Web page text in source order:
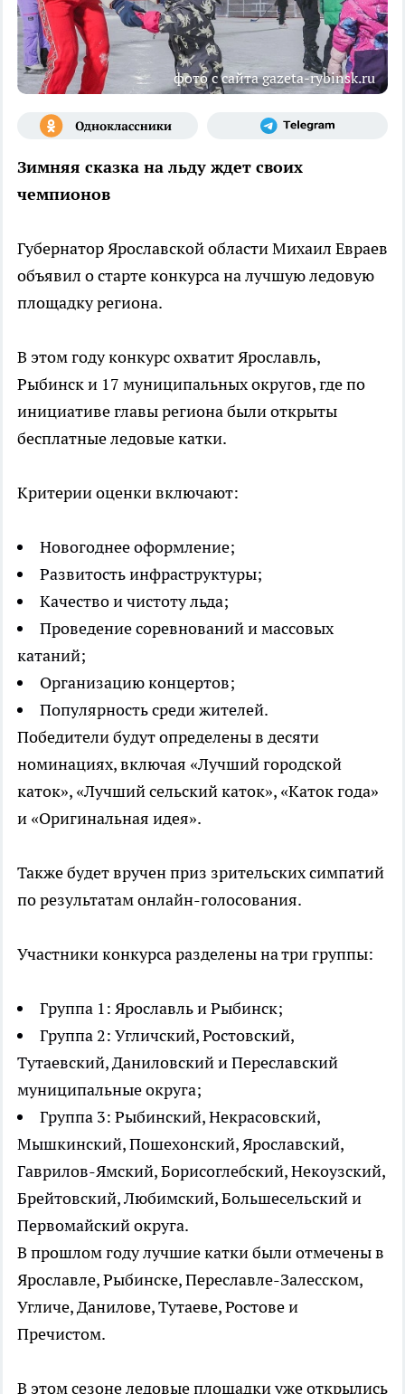
фото с сайта gazeta-rybinsk.ru
Зимняя сказка на льду ждет своих
чемпионов
Губернатор Ярославской области Михаил Евраев
объявил о старте конкурса на лучшую ледовую
площадку региона.
В этом году конкурс охватит Ярославль,
Рыбинск и 17 муниципальных округов, где по
инициативе главы региона были открыты
бесплатные ледовые катки.
Критерии оценки включают:
Новогоднее оформление;
Развитость инфраструктуры;
Качество и чистоту льда;
Проведение соревнований и массовых
катаний;
Организацию концертов;
Популярность среди жителей.
Победители будут определены в десяти
номинациях, включая «Лучший городской
каток», «Лучший сельский каток», «Каток года»
и «Оригинальная идея».
Также будет вручен приз зрительских симпатий
по результатам онлайн-голосования.
Участники конкурса разделены на три группы:
Группа 1: Ярославль и Рыбинск;
Группа 2: Угличский, Ростовский,
Тутаевский, Даниловский и Переславский
муниципальные округа;
Группа 3: Рыбинский, Некрасовский,
Мышкинский, Пошехонский, Ярославский,
Гаврилов-Ямский, Борисоглебский, Некоузский,
Брейтовский, Любимский, Большесельский и
Первомайский округа.
В прошлом году лучшие катки были отмечены в
Ярославле, Рыбинске, Переславле-Залесском,
Угличе, Данилове, Тутаеве, Ростове и
Пречистом.
В этом сезоне ледовые площадки уже открылись